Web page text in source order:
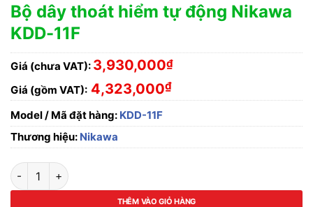
Bộ dây thoát hiểm tự động Nikawa
KDD-11F
Giá (chưa VAT): 3,930,000₫
Giá (gồm VAT): 4,323,000₫
Model / Mã đặt hàng: KDD-11F
Thương hiệu: Nikawa
Bộ dây thoát hiểm tự động Nikawa KDD-11F số lượng
THÊM VÀO GIỎ HÀNG